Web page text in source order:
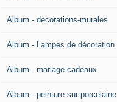
Album - decorations-murales
Album - Lampes de décoration
Album - mariage-cadeaux
Album - peinture-sur-porcelaine